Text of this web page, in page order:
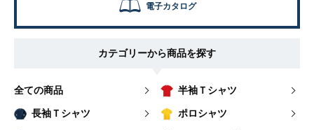
電子カタログ
カテゴリーから商品を探す
全ての商品 半袖Ｔシャツ
長袖Ｔシャツ ポロシャツ